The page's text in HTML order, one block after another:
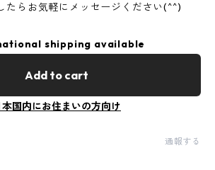
たらお気軽にメッセージください(^^)
shipping available
Add to cart
本国内にお住まいの方向け
通報する